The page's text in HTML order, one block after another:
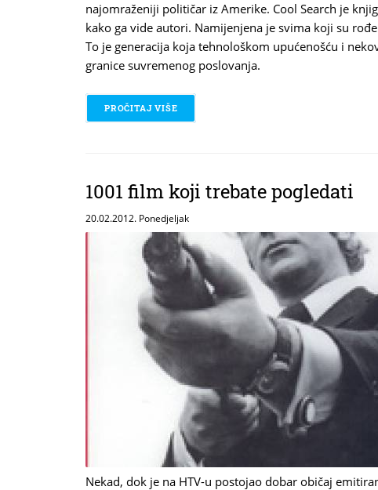
najomraženiji političar iz Amerike. Cool Search je
kako ga vide autori. Namijenjena je svima koji su
To je generacija koja tehnološkom upućenošću i
granice suvremenog poslovanja.
PROČITAJ VIŠE
1001 film koji trebate pogledati
20.02.2012. Ponedjeljak
Nekad, dok je na HTV-u postojao dobar običaj